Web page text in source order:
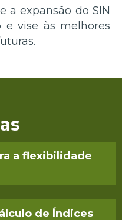
a expansão do SIN
vise às melhores
a flexibilidade
de Índices